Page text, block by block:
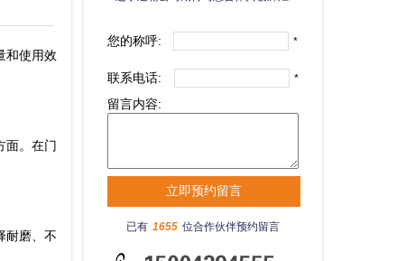
和使用效
面。在门
耐磨、不
您的称呼: *
联系电话: *
留言内容:
已有 1655 位合作伙伴预约留言